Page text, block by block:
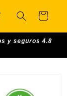
Cart
y seguros 4.8